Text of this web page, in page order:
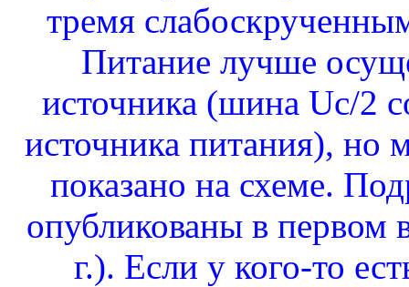
тремя
Питание лучше
источника (шина Uc/2
источника питания), но
показано на схеме.
опубликованы в
г.). Если у кого-то